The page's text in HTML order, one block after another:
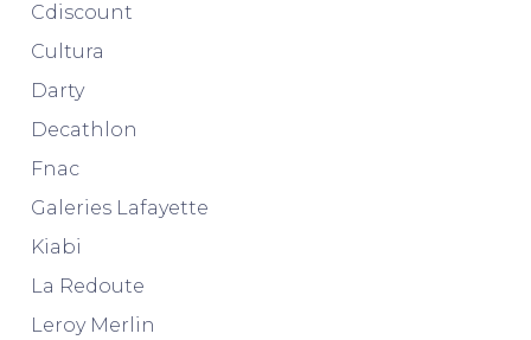
Cdiscount
Cultura
Darty
Decathlon
Fnac
Galeries Lafayette
Kiabi
La Redoute
Leroy Merlin